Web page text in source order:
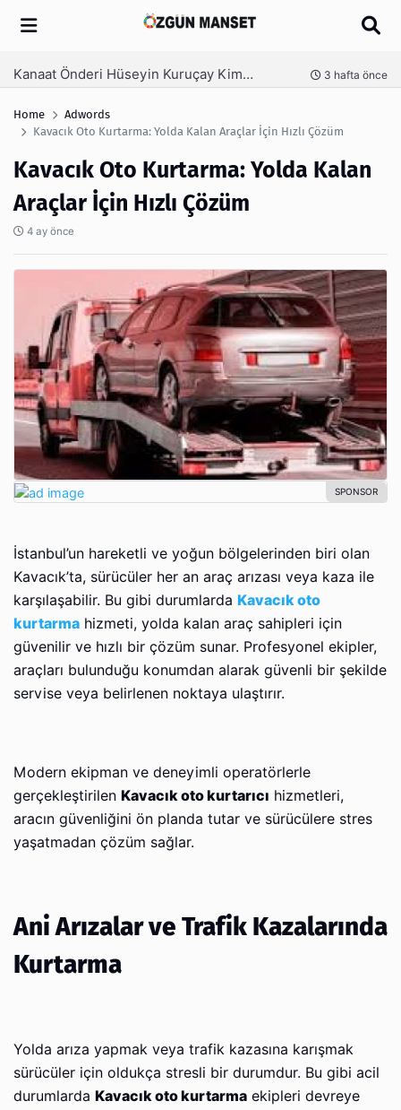
Arama
Kanaat Önderi Hüseyin Kuruçay Kimdir? 3 hafta önce
Home
Adwords
Kavacık Oto Kurtarma: Yolda Kalan Araçlar İçin Hızlı Çözüm
Kavacık Oto Kurtarma: Yolda Kalan
Araçlar İçin Hızlı Çözüm
4 ay önce
İstanbul’un hareketli ve yoğun bölgelerinden biri olan
Kavacık’ta, sürücüler her an araç arızası veya kaza ile
karşılaşabilir. Bu gibi durumlarda Kavacık oto
kurtarma hizmeti, yolda kalan araç sahipleri için
güvenilir ve hızlı bir çözüm sunar. Profesyonel ekipler,
araçları bulunduğu konumdan alarak güvenli bir şekilde
servise veya belirlenen noktaya ulaştırır.
Modern ekipman ve deneyimli operatörlerle
gerçekleştirilen Kavacık oto kurtarıcı hizmetleri,
aracın güvenliğini ön planda tutar ve sürücülere stres
yaşatmadan çözüm sağlar.
Ani Arızalar ve Trafik Kazalarında
Kurtarma
Yolda arıza yapmak veya trafik kazasına karışmak
sürücüler için oldukça stresli bir durumdur. Bu gibi acil
durumlarda Kavacık oto kurtarma ekipleri devreye